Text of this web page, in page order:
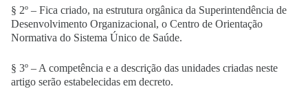
§ 2º – Fica criado, na estrutura orgânica da Superintendência de
Desenvolvimento Organizacional, o Centro de Orientação
Normativa do Sistema Único de Saúde.
§ 3º – A competência e a descrição das unidades criadas neste
artigo serão estabelecidas em decreto.